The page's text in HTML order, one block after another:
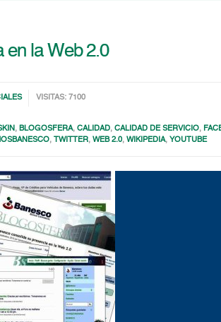
en la Web 2.0
VISITAS: 7100
, BLOGOSFERA,CALIDAD,CALIDAD DE SERVICIO,
, TWITTER,WEB 2.0,WIKIPEDIA, YOUTUBE